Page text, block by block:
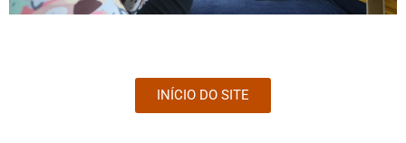
INÍCIO DO SITE